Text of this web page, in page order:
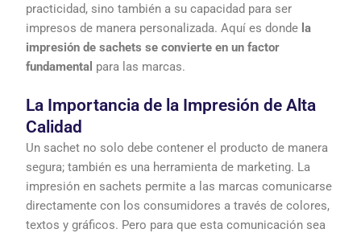
practicidad, sino también a su capacidad para ser
impresos de manera personalizada. Aquí es donde la
impresión de sachets se convierte en un factor
fundamental para las marcas.
La Importancia de la Impresión de Alta
Calidad
Un sachet no solo debe contener el producto de manera
segura; también es una herramienta de marketing. La
impresión en sachets permite a las marcas comunicarse
directamente con los consumidores a través de colores,
textos y gráficos. Pero para que esta comunicación sea